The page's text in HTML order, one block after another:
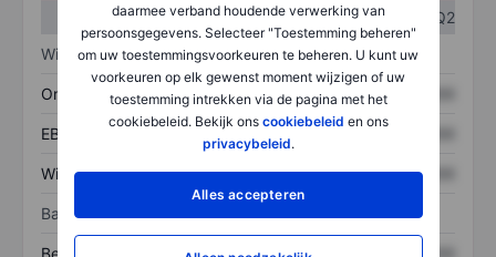
daarmee verband houdende verwerking van
persoonsgegevens. Selecteer "Toestemming beheren"
om uw toestemmingsvoorkeuren te beheren. U kunt uw
voorkeuren op elk gewenst moment wijzigen of uw
toestemming intrekken via de pagina met het
cookiebeleid. Bekijk ons cookiebeleid en ons
privacybeleid.
Alles accepteren
Q1
Q2
Winst/verlies
Omzet XXXXXXX XXXXXXX
EBITDA XXXXXXX
Winst XXXXXXX XXXXXXX
Balans
Bezittingen XXXXXXX